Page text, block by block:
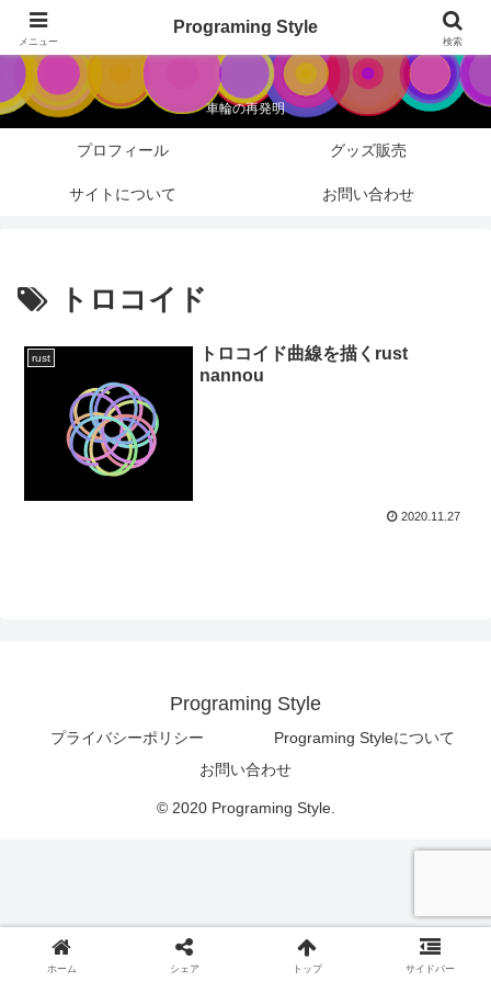
Programing Style
車輪の再発明
プロフィール グッズ販売
サイトについて お問い合わせ
トロコイド
rust
トロコイド曲線を描くrust
nannou
2020.11.27
Programing Style
プライバシーポリシー
Programing Styleについて
お問い合わせ
© 2020 Programing Style.
メニュー
Programing Style
検索
ホーム シェア トップ サイドバー